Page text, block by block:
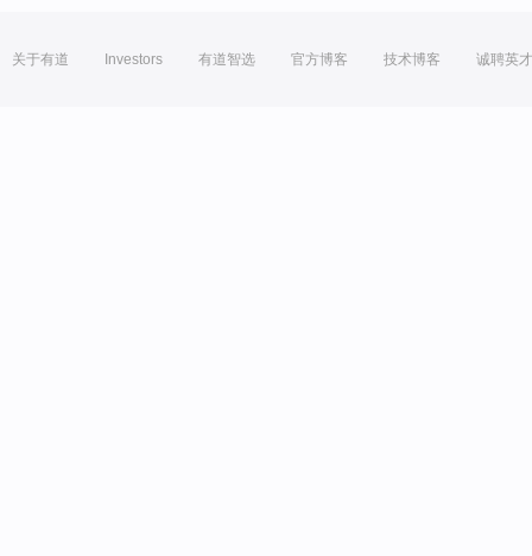
关于有道 Investors 有道智选 官方博客 技术博客 诚聘英才